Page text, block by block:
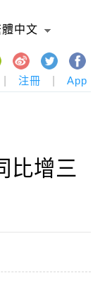
體中文
注冊 App
比增三